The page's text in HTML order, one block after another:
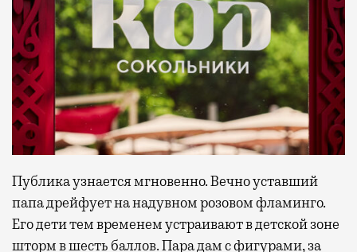
Публика узнается мгновенно. Вечно уставший
папа дрейфует на надувном розовом фламинго.
Его дети тем временем устраивают в детской зоне
шторм в шесть баллов. Пара дам с фигурами, за